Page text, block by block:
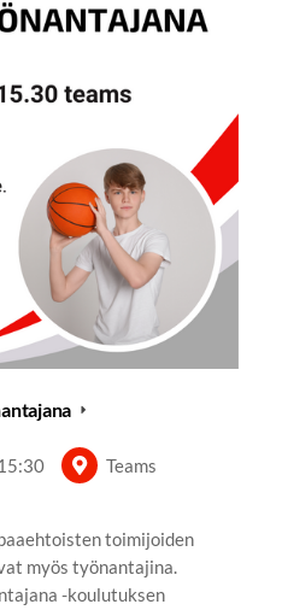
Teams
toimijoiden
myös työnantajina.
-koulutuksen